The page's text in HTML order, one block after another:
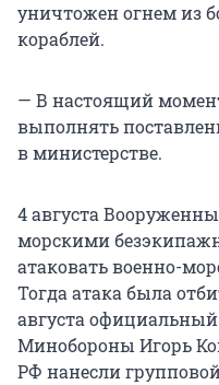
уничтожен огнем из
кораблей.
— В настоящий
выполнять
в министерстве.
4 августа
морскими
атаковать военно-
Тогда атака была
августа
Минобороны Игорь
РФ нанесли